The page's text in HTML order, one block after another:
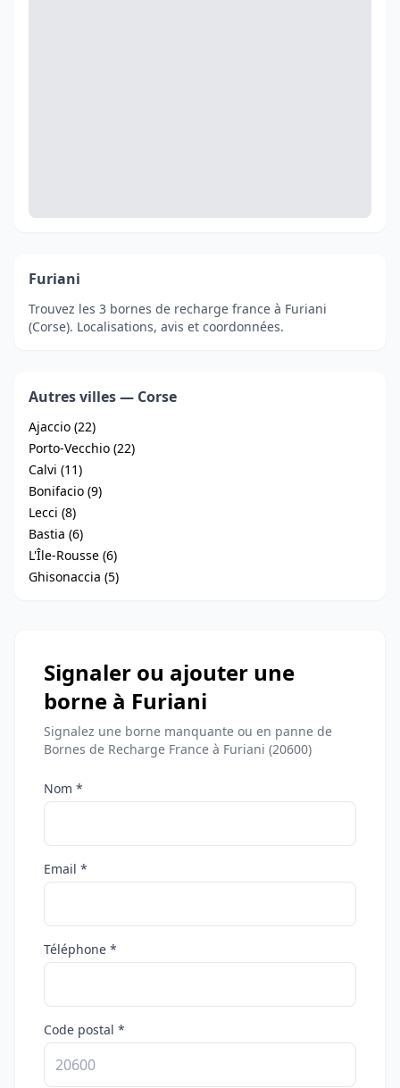
Furiani
Trouvez les 3 bornes de recharge france à Furiani
(Corse). Localisations, avis et coordonnées.
Autres villes — Corse
Ajaccio (22)
Porto-Vecchio (22)
Calvi (11)
Bonifacio (9)
Lecci (8)
Bastia (6)
L'Île-Rousse (6)
Ghisonaccia (5)
Signaler ou ajouter une
borne à Furiani
Signalez une borne manquante ou en panne de
Bornes de Recharge France à Furiani (20600)
Nom *
Email *
Téléphone *
Code postal *